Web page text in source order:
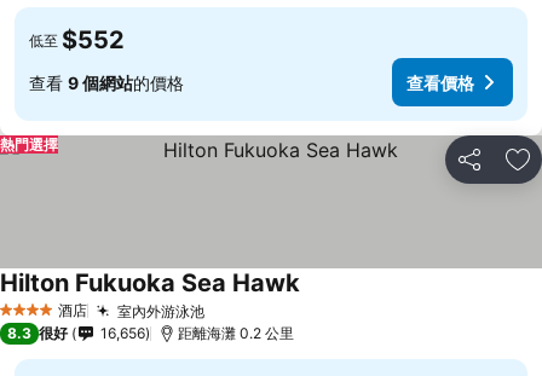
低至 $552
查看 9 個網站的價格 查看價格
分享 放
熱門選擇
4 星級 酒店 室內外游泳池
Hilton Fukuoka Sea Hawk
8.3 很好 16,656 距離海灘 0.2 公里